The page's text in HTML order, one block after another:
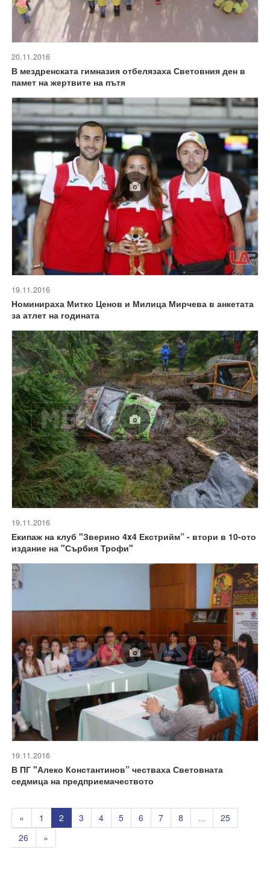
20.11.2016
В мездренската гимназия отбелязаха Световния ден в
памет на жертвите на пътя
19.11.2016
Номинираха Митко Ценов и Милица Мирчева в анкетата
за атлет на годината
19.11.2016
Екипаж на клуб "Зверино 4x4 Екстрийм” - втори в 10-ото
издание на "Сърбия Трофи"
19.11.2016
В ПГ "Алеко Константинов” честваха Световната
седмица на предприемачеството
« 1 2 3 4 5 6 7 8 ...
25
26
»